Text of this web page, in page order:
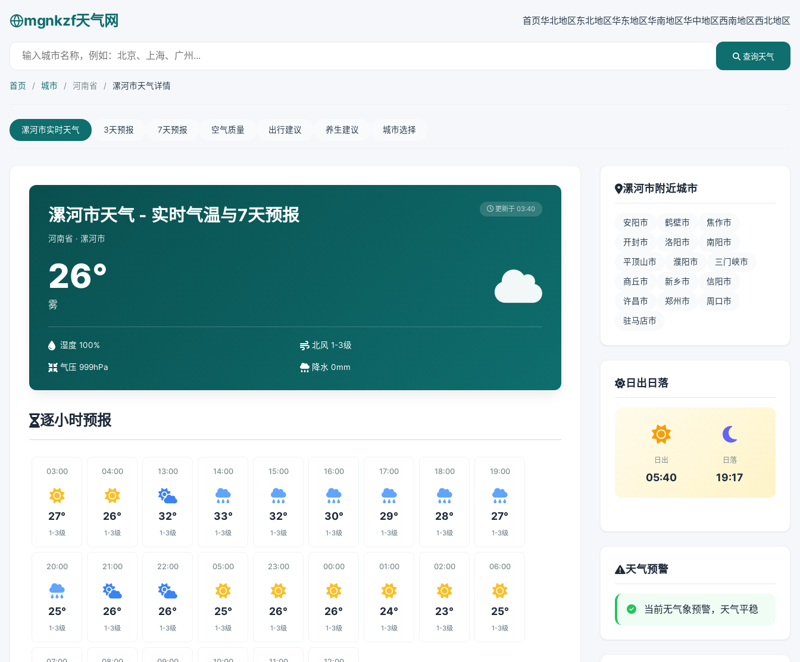
mgnkzf天气网 首页华北地区东北地区华东地区华南地区华中地区西南地区西北地区
查询天气
首页 / 城市 / 河南省 / 漯河市天气详情
漯河市实时天气 3天预报 7天预报 空气质量 出行建议 养生建议 城市选择
漯河市天气 - 实时气温与7天预报
河南省 · 漯河市
更新于 03:40
26°
雾
湿度 100% 北风 1-3级
气压 999hPa 降水 0mm
逐小时预报
03:00
27°
1-3级
04:00
26°
1-3级
13:00
32°
1-3级
14:00
33°
1-3级
15:00
32°
1-3级
16:00
30°
1-3级
17:00
29°
1-3级
18:00
28°
1-3级
19:00
27°
1-3级
20:00
25°
1-3级
21:00
26°
1-3级
22:00
26°
1-3级
05:00
25°
1-3级
23:00
26°
1-3级
00:00
26°
1-3级
01:00
24°
1-3级
02:00
23°
1-3级
06:00
25°
1-3级
漯河市附近城市
安阳市 鹤壁市 焦作市
开封市 洛阳市 南阳市
平顶山市 濮阳市 三门峡市
商丘市 新乡市 信阳市
许昌市 郑州市 周口市
驻马店市
日出日落
日出
05:40
日落
19:17
天气预警
当前无气象预警，天气平稳